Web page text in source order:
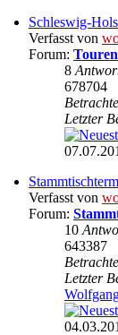
Schleswig-
Verfasst von
Forum:
8
678704
Letzter
Verfasst von
Forum:
10
643387
Letzter